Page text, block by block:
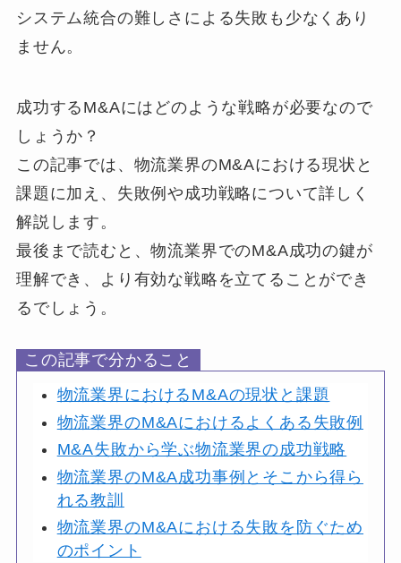
システム統合の難しさによる失敗も少なくあり
ません。
成功するM&Aにはどのような戦略が必要なので
しょうか？
この記事では、物流業界のM&Aにおける現状と
課題に加え、失敗例や成功戦略について詳しく
解説します。
最後まで読むと、物流業界でのM&A成功の鍵が
理解でき、より有効な戦略を立てることができ
るでしょう。
この記事で分かること
物流業界におけるM&Aの現状と課題
物流業界のM&Aにおけるよくある失敗例
M&A失敗から学ぶ物流業界の成功戦略
物流業界のM&A成功事例とそこから得ら
れる教訓
物流業界のM&Aにおける失敗を防ぐため
のポイント